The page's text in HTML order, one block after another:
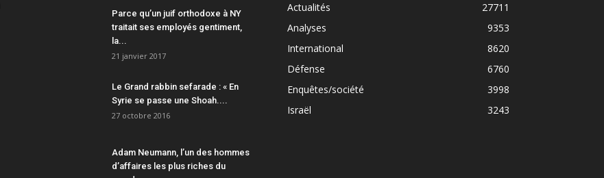
Parce qu’un juif orthodoxe à NY
traitait ses employés gentiment,
la...
21 janvier 2017
Le Grand rabbin sefarade : « En
Syrie se passe une Shoah....
27 octobre 2016
Adam Neumann, l’un des hommes
d’affaires les plus riches du
Actualités
27711
Analyses
9353
International
8620
Défense
6760
Enquêtes/société
3998
Israël
3243